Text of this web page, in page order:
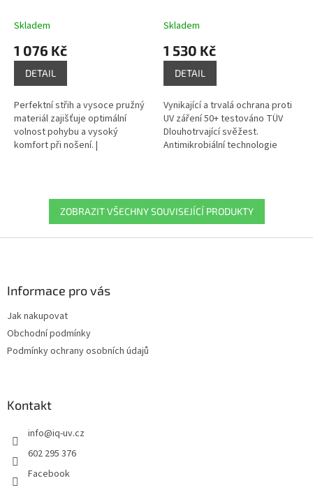
Skladem
1 076 Kč
DETAIL
Perfektní střih a vysoce pružný
materiál zajišťuje optimální
volnost pohybu a vysoký
komfort při nošení. |
Skladem
1 530 Kč
DETAIL
Vynikající a trvalá ochrana proti
UV záření 50+ testováno TÜV
Dlouhotrvající svěžest.
Antimikrobiální technologie
ZOBRAZIT VŠECHNY SOUVISEJÍCÍ PRODUKTY
Informace pro vás
Jak nakupovat
Obchodní podmínky
Podmínky ochrany osobních údajů
Kontakt
info@iq-uv.cz
602 295 376
Facebook